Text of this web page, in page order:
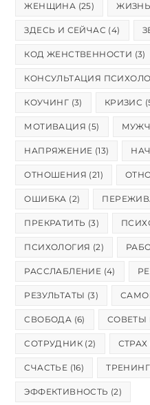
ЖЕНЩИНА (25) ЖИЗНЬ
ЗДЕСЬ И СЕЙЧАС (4)
КОД ЖЕНСТВЕННОСТИ (3)
КОНСУЛЬТАЦИЯ
КОУЧИНГ (3) КРИЗИС
МОТИВАЦИЯ (5)
НАПРЯЖЕНИЕ (13)
ОТНОШЕНИЯ (21)
ОШИБКА (2)
ПРЕКРАТИТЬ (3)
ПСИХОЛОГИЯ (2)
РАССЛАБЛЕНИЕ (4)
РЕЗУЛЬТАТЫ (3)
СВОБОДА (6) СОВЕТЫ
СОТРУДНИК (2) СТРАХ
СЧАСТЬЕ (16)
ЭФФЕКТИВНОСТЬ (2)